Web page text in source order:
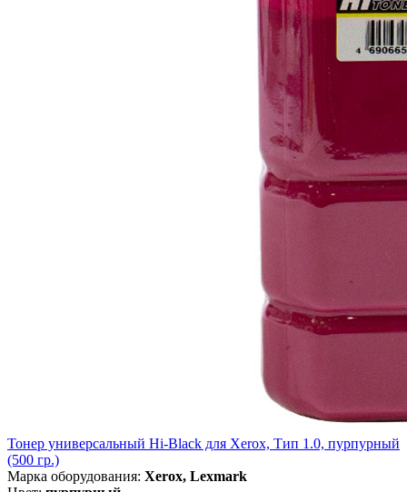
Тонер универсальный Hi-Black для Xerox, Тип 1.0, пурпурный
(500 гр.)
Марка оборудования: Xerox, Lexmark